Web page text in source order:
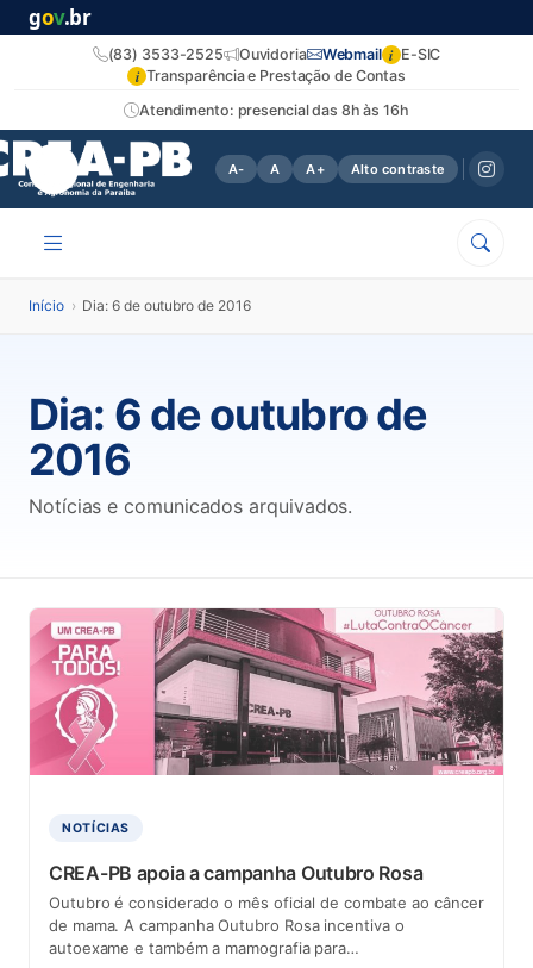
gov.br
Atendimento: presencial das 8h às 16h
(83) 3533-2525 Ouvidoria Webmail i E-SIC
i Transparência e Prestação de Contas
A- A A+ Alto contraste
Início › Dia: 6 de outubro de 2016
Dia: 6 de outubro de
2016
Notícias e comunicados arquivados.
NOTÍCIAS
CREA-PB apoia a campanha Outubro Rosa
Outubro é considerado o mês oficial de combate ao câncer
de mama. A campanha Outubro Rosa incentiva o
autoexame e também a mamografia para…